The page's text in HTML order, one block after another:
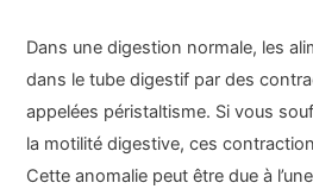
Dans une digestion normale, les
dans le tube digestif par des
appelées péristaltisme. Si vous
la motilité digestive, ces
Cette anomalie peut être due à